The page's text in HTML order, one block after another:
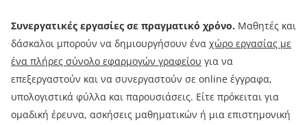
Συνεργατικές εργασίες σε πραγματικό χρόνο. Μαθητές και
δάσκαλοι μπορούν να δημιουργήσουν ένα χώρο εργασίας με
ένα πλήρες σύνολο εφαρμογών γραφείου για να
επεξεργαστούν και να συνεργαστούν σε online έγγραφα,
υπολογιστικά φύλλα και παρουσιάσεις. Είτε πρόκειται για
ομαδική έρευνα, ασκήσεις μαθηματικών ή μια επιστημονική